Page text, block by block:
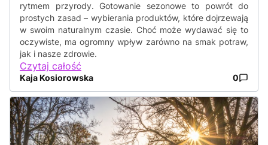
rytmem przyrody. Gotowanie sezonowe to powrót do
prostych zasad – wybierania produktów, które dojrzewają
w swoim naturalnym czasie. Choć może wydawać się to
oczywiste, ma ogromny wpływ zarówno na smak potraw,
jak i nasze zdrowie.
Czytaj całość
Kaja Kosiorowska 0